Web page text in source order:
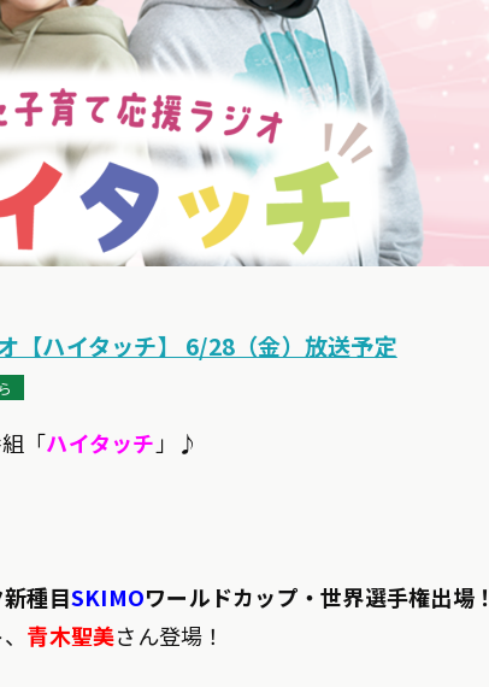
【ハイタッチ】 6/28（金）放送予定
「ハイタッチ 」♪
種目SKIMOワールドカップ・世界選手権出場！
青木聖美さん登場！